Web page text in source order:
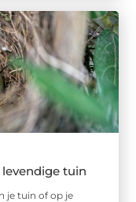
levendige tuin
je tuin of op je